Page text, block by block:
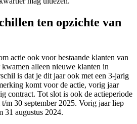
ten opzichte van
actie ook voor bestaande klanten van
alleen nieuwe klanten in
is dat je dit jaar ook met een 3-jarig
komt voor de actie, vorig jaar
contract. Tot slot is ook de actieperiode
m 30 september 2025. Vorig jaar liep
31 augustus 2024.